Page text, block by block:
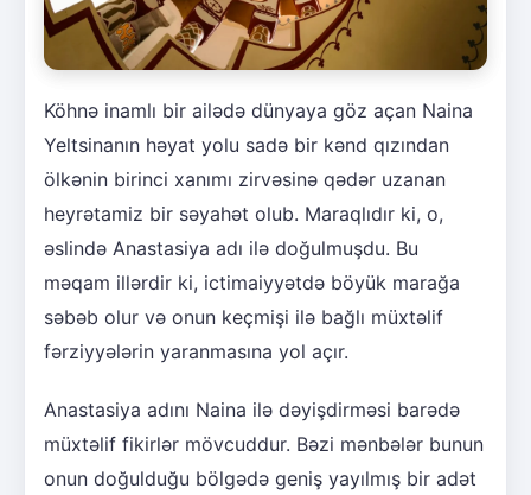
Köhnə inamlı bir ailədə dünyaya göz açan Naina
Yeltsinanın həyat yolu sadə bir kənd qızından
ölkənin birinci xanımı zirvəsinə qədər uzanan
heyrətamiz bir səyahət olub. Maraqlıdır ki, o,
əslində Anastasiya adı ilə doğulmuşdu. Bu
məqam illərdir ki, ictimaiyyətdə böyük marağa
səbəb olur və onun keçmişi ilə bağlı müxtəlif
fərziyyələrin yaranmasına yol açır.
Anastasiya adını Naina ilə dəyişdirməsi barədə
müxtəlif fikirlər mövcuddur. Bəzi mənbələr bunun
onun doğulduğu bölgədə geniş yayılmış bir adət